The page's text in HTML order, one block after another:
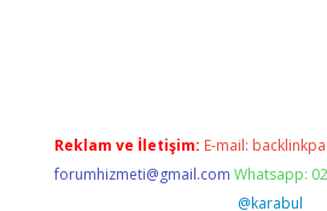
Reklam ve İletişim: E-mail:
forumhizmeti@gmail.com Whatsapp:
@karabul